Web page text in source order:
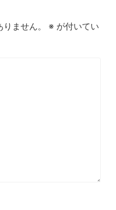
ません。 ※ が付いてい